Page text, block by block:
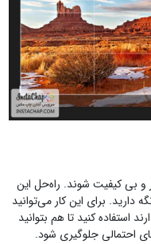
بی کیفیت شوند. راه‌حل این
برای این کار می‌توانید
استفاده کنید تا هم بتوانید
احتمالی جلوگیری شود.